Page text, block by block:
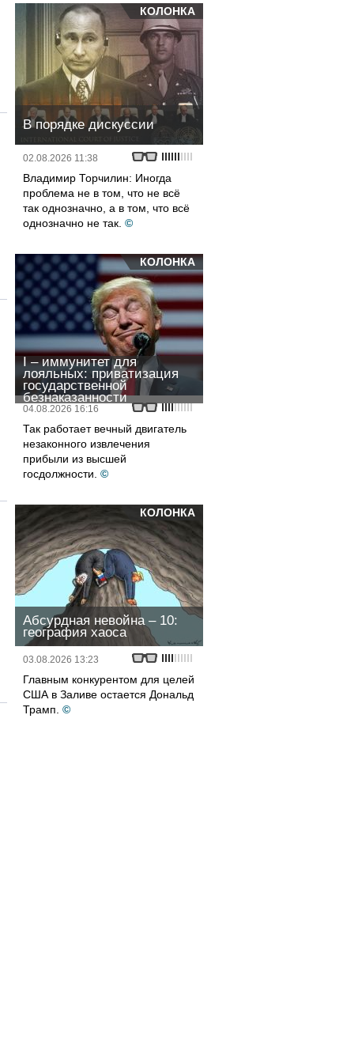
КОЛОНКА
В порядке дискуссии
02.08.2026 11:38
Владимир Торчилин: Иногда
проблема не в том, что не всё
так однозначно, а в том, что всё
однозначно не так. ©
КОЛОНКА
I – иммунитет для
лояльных: приватизация
государственной
безнаказанности
04.08.2026 16:16
Так работает вечный двигатель
незаконного извлечения
прибыли из высшей
госдолжности. ©
КОЛОНКА
Абсурдная невойна – 10:
география хаоса
03.08.2026 13:23
Главным конкурентом для целей
США в Заливе остается Дональд
Трамп. ©